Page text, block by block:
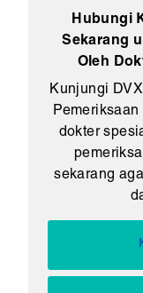
Hubungi
Sekarang
Oleh
Kunjungi
dokter
sekarang